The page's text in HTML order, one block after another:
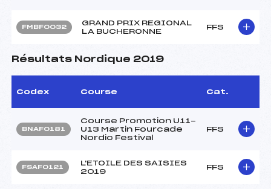
FMBF0032
GRAND PRIX REGIONAL
LA BUCHERONNE
FFS
Résultats Nordique 2019
Codex Course Cat.
BNAF0181
Course Promotion U11-
U13 Martin Fourcade
Nordic Festival
FFS
FSAF0121
L'ETOILE DES SAISIES
2019
FFS